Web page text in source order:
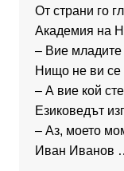
От страни го
Академия на
– Вие
Нищо не ви
– А вие кой
Езиковедът
– Аз, моето
Иван Иванов